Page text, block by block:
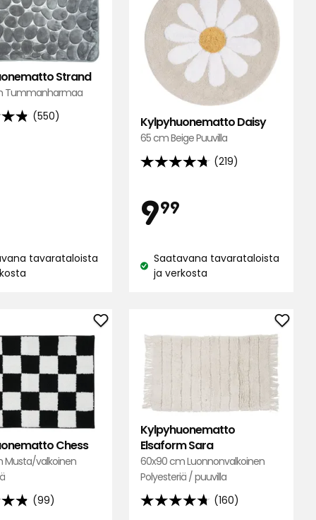
Strand
Tummanharmaa
(550)
tavarataloista
suosikkeihin
Kylpyhuonematto Daisy
65 cm Beige Puuvilla
(219)
4.7
5:stä,
219
perusteella
Hinta
9999,99
€
Katso
Saatavana tavarataloista
ja verkosta
Chess
Musta/valkoinen
(99)
Lisää
Kylpyhuonematto
suosikkeihin
Kylpyhuonematto
Elsaform Sara
60x90 cm Luonnonvalkoinen
Polyesteriä / puuvilla
(160)
4.7
Lisää